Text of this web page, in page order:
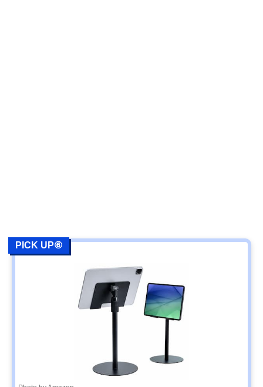
PICK UP⑥